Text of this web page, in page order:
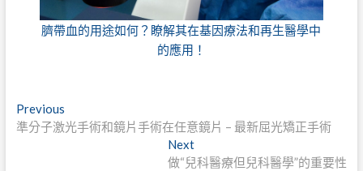
臍帶血的用途如何？瞭解其在基因療法和再生醫學中
的應用！
文
章
PreviousPrevious
post:
準分子激光手術和鏡片手術在任意鏡片 – 最新屈光矯正手術
NextNext
post:
做“兒科醫療但兒科醫學”的重要性